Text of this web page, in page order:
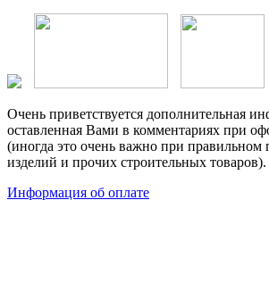
Очень приветствуется дополнительная
оставленная Вами в комментариях при
(иногда это очень важно при
изделий и прочих строительных товаров).
Информация об оплате